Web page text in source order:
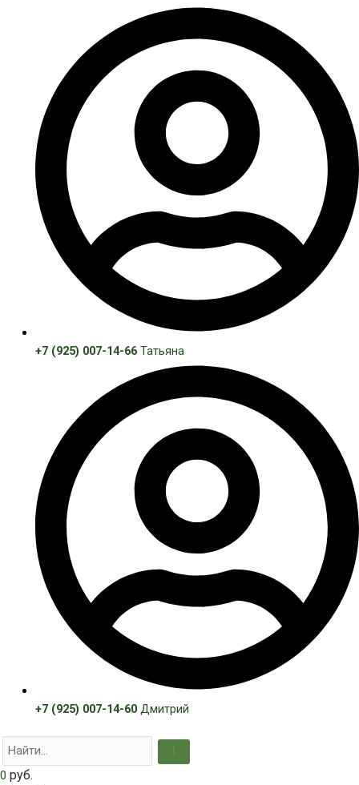
+7 (925) 007-14-66Татьяна
+7 (925) 007-14-60Дмитрий
0 руб.